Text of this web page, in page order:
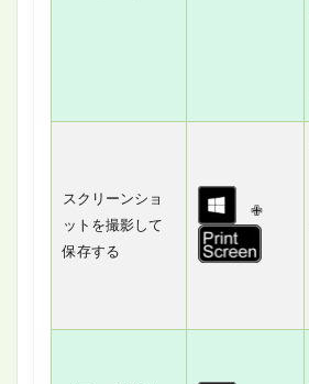
スクリーンショ
ットを撮影して
保存する
✙